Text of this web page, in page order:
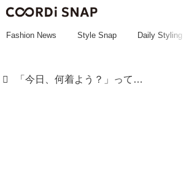
~~~~~~~~~~~
Fashion News Style Snap Daily Styling
「今日、何着よう？」って日に！【ROPÉ PICNIC】1枚で着映える♡「主役級トップス」